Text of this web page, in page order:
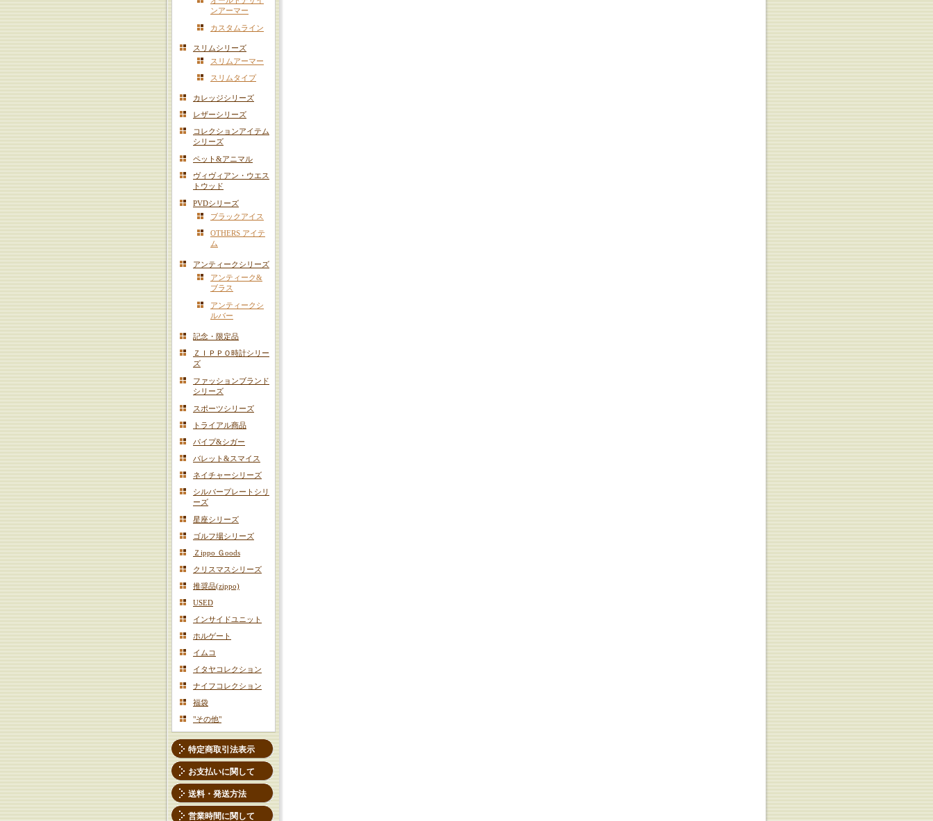
ンアーマー
カスタムライン
スリムシリーズ
スリムアーマー
スリムタイプ
カレッジシリーズ
レザーシリーズ
コレクションアイテム
シリーズ
ペット&アニマル
ヴィヴィアン・ウエス
トウッド
PVDシリーズ
ブラックアイス
OTHERS アイテ
ム
アンティークシリーズ
アンティーク&
ブラス
アンティークシ
ルバー
記念・限定品
ＺＩＰＰＯ時計シリー
ズ
ファッションブランド
シリーズ
スポーツシリーズ
トライアル商品
パイプ&シガー
バレット&スマイス
ネイチャーシリーズ
シルバープレートシリ
ーズ
星座シリーズ
ゴルフ場シリーズ
Ｚippo Ｇoods
クリスマスシリーズ
推奨品(zippo)
USED
インサイドユニット
ホルゲート
イムコ
イタヤコレクション
ナイフコレクション
福袋
"その他"
特定商取引法表示
お支払いに関して
送料・発送方法
営業時間に関して